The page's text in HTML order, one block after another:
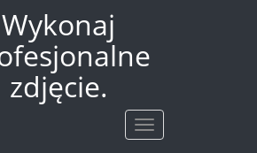
Wykonaj
zdjęcie.
Rozwiń
nawigację